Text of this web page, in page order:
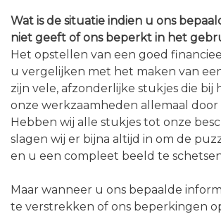
Wat is de situatie indien u ons
niet geeft of ons beperkt in het
Het opstellen van een goed
u vergelijken met het maken van
zijn vele, afzonderlijke stukjes die bij
onze werkzaamheden allemaal door
Hebben wij alle stukjes tot onze
slagen wij er bijna altijd in om de
en u een compleet beeld te
Maar wanneer u ons bepaalde
te verstrekken of ons beperkingen